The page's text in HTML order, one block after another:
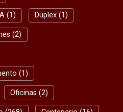
(1) Duplex (1)
(2)
(1)
Oficinas (2)